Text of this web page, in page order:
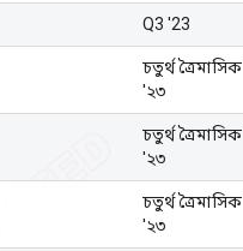
Q3 '23
চতুর্থ ত্রৈমাসিক
'২৩
চতুর্থ ত্রৈমাসিক
'২৩
চতুর্থ ত্রৈমাসিক
'২৩